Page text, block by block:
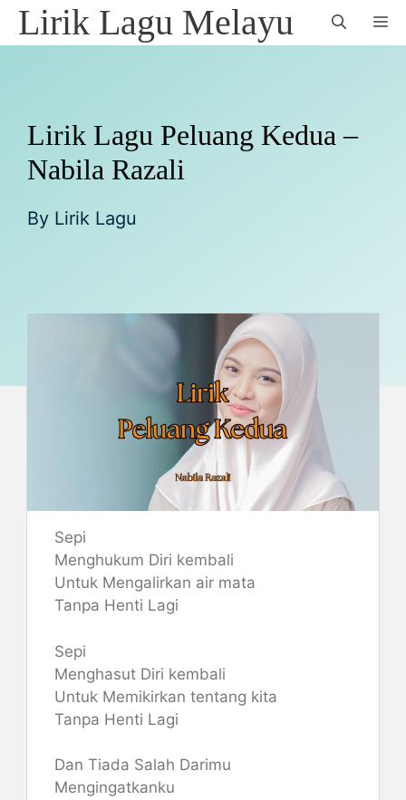
SkipLirik Lagu Melayu
Lirik Lagu Peluang Kedua –
Nabila Razali
By Lirik Lagu
Sepi
Menghukum Diri kembali
Untuk Mengalirkan air mata
Tanpa Henti Lagi
Sepi
Menghasut Diri kembali
Untuk Memikirkan tentang kita
Tanpa Henti Lagi
Dan Tiada Salah Darimu
Mengingatkanku